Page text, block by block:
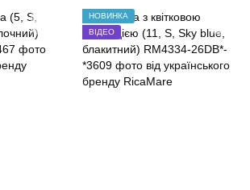
НОВИНКА
ВІДЕО